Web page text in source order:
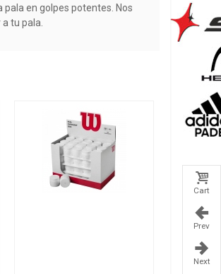
pala en golpes potentes. Nos
tu pala.
Cart
Prev
Next